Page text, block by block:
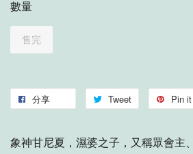
數量
售完
分享 Tweet Pin it
象神甘尼夏，濕婆之子，又稱眾會主